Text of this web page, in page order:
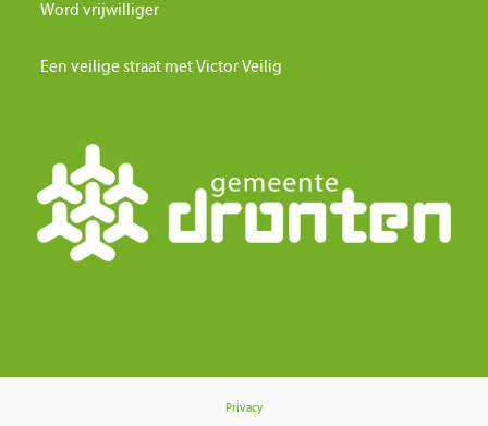
Word vrijwilliger
Een veilige straat met Victor Veilig
Privacy